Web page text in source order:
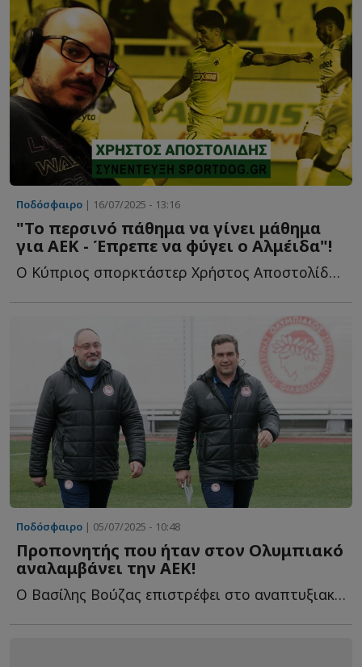
Ποδόσφαιρο | 16/07/2025 - 13:16
"Το περσινό πάθημα να γίνει μάθημα
για ΑΕΚ - Έπρεπε να φύγει ο Αλμέιδα"!
Ο Κύπριος σπορκτάστερ Χρήστος Αποστολίδης στο Sportdog γ...
Ποδόσφαιρο | 05/07/2025 - 10:48
Προπονητής που ήταν στον Ολυμπιακό
αναλαμβάνει την ΑΕΚ!
Ο Βασίλης Βούζας επιστρέφει στο αναπτυξιακό ποδόσφαιρο τ...